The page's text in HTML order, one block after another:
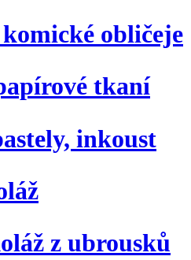
obličeje
tkaní
inkoust
z ubrousků